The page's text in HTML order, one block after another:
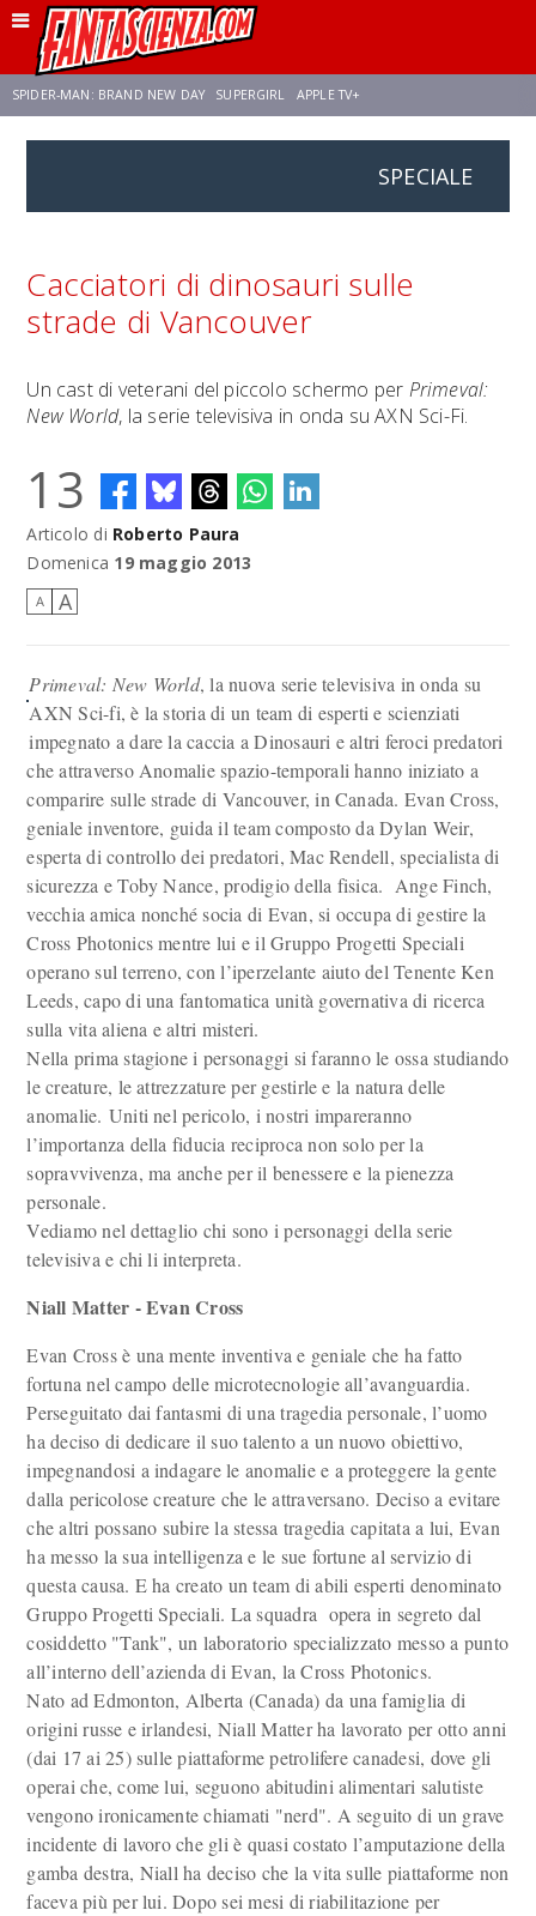
SPIDER-MAN: BRAND NEW DAY SUPERGIRL APPLE TV+
AVENGERS: DOOMSDAY
SPECIALE
Cacciatori di dinosauri sulle
strade di Vancouver
Un cast di veterani del piccolo schermo per Primeval:
New World, la serie televisiva in onda su AXN Sci-Fi.
13
Articolo di Roberto Paura
Domenica 19 maggio 2013
A A
Primeval: New World, la nuova serie televisiva in onda su
AXN Sci-fi, è la storia di un team di esperti e scienziati
impegnato a dare la caccia a Dinosauri e altri feroci predatori
che attraverso Anomalie spazio-temporali hanno iniziato a
comparire sulle strade di Vancouver, in Canada. Evan Cross,
geniale inventore, guida il team composto da Dylan Weir,
esperta di controllo dei predatori, Mac Rendell, specialista di
sicurezza e Toby Nance, prodigio della fisica. Ange Finch,
vecchia amica nonché socia di Evan, si occupa di gestire la
Cross Photonics mentre lui e il Gruppo Progetti Speciali
operano sul terreno, con l’iperzelante aiuto del Tenente Ken
Leeds, capo di una fantomatica unità governativa di ricerca
sulla vita aliena e altri misteri.
Nella prima stagione i personaggi si faranno le ossa studiando
le creature, le attrezzature per gestirle e la natura delle
anomalie. Uniti nel pericolo, i nostri impareranno
l’importanza della fiducia reciproca non solo per la
sopravvivenza, ma anche per il benessere e la pienezza
personale.
Vediamo nel dettaglio chi sono i personaggi della serie
televisiva e chi li interpreta.
Niall Matter - Evan Cross
Evan Cross è una mente inventiva e geniale che ha fatto
fortuna nel campo delle microtecnologie all’avanguardia.
Perseguitato dai fantasmi di una tragedia personale, l’uomo
ha deciso di dedicare il suo talento a un nuovo obiettivo,
impegnandosi a indagare le anomalie e a proteggere la gente
dalla pericolose creature che le attraversano. Deciso a evitare
che altri possano subire la stessa tragedia capitata a lui, Evan
ha messo la sua intelligenza e le sue fortune al servizio di
questa causa. E ha creato un team di abili esperti denominato
Gruppo Progetti Speciali. La squadra opera in segreto dal
cosiddetto "Tank", un laboratorio specializzato messo a punto
all’interno dell’azienda di Evan, la Cross Photonics.
Nato ad Edmonton, Alberta (Canada) da una famiglia di
origini russe e irlandesi, Niall Matter ha lavorato per otto anni
(dai 17 ai 25) sulle piattaforme petrolifere canadesi, dove gli
operai che, come lui, seguono abitudini alimentari salutiste
vengono ironicamente chiamati "nerd". A seguito di un grave
incidente di lavoro che gli è quasi costato l’amputazione della
gamba destra, Niall ha deciso che la vita sulle piattaforme non
faceva più per lui. Dopo sei mesi di riabilitazione per